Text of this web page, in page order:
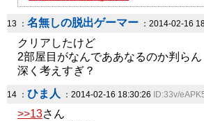
13 ： 名無しの脱出ゲーマー ：2014-02-16
クリアしたけど
2部屋目がなんでああなるのか判らん
深く考えすぎ？
14 ： ひま人 ：2014-02-16 18:30:26 ID:33v/
>>13さん